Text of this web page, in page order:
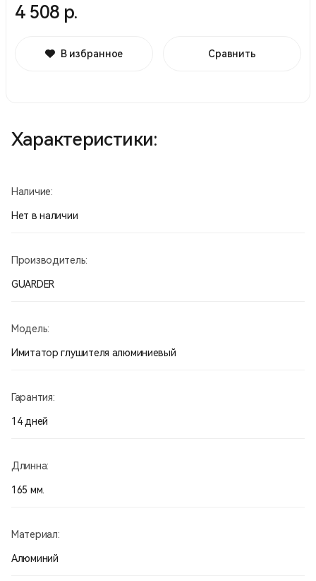
4 508 р.
В избранное Сравнить
Характеристики:
Наличие:
Нет в наличии
Производитель:
GUARDER
Модель:
Имитатор глушителя алюминиевый
Гарантия:
14 дней
Длинна:
165 мм.
Материал:
Алюминий